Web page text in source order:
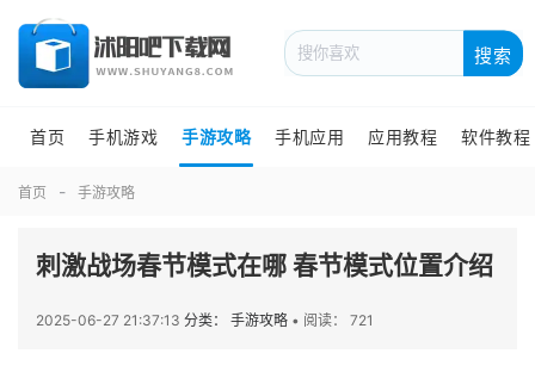
搜索
首页 手机游戏 手游攻略 手机应用 应用教程 软件教程
首页 手游攻略
刺激战场春节模式在哪 春节模式位置介绍
2025-06-27 21:37:13 分类： 手游攻略 • 阅读： 721